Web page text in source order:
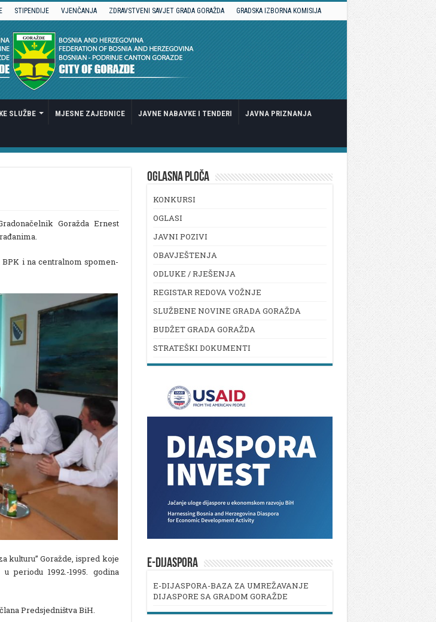
STIPENDIJE VJENČANJA ZDRAVSTVENI SAVJET GRADA GORAŽDA GRADSKA IZBORNA KOMISIJA
SLUŽBE MJESNE ZAJEDNICE JAVNE NABAVKE I TENDERI JAVNA PRIZNANJA
Goražda Ernest
i na centralnom spomen-
kulturu” Goražde, ispred koje
periodu 1992.-1995. godina
Predsjedništva BiH.
OGLASNA PLOČA
KONKURSI
OGLASI
JAVNI POZIVI
OBAVJEŠTENJA
ODLUKE / RJEŠENJA
REGISTAR REDOVA VOŽNJE
SLUŽBENE NOVINE GRADA GORAŽDA
BUDŽET GRADA GORAŽDA
STRATEŠKI DOKUMENTI
E-DIJASPORA
E-DIJASPORA-BAZA ZA UMREŽAVANJE
DIJASPORE SA GRADOM GORAŽDE